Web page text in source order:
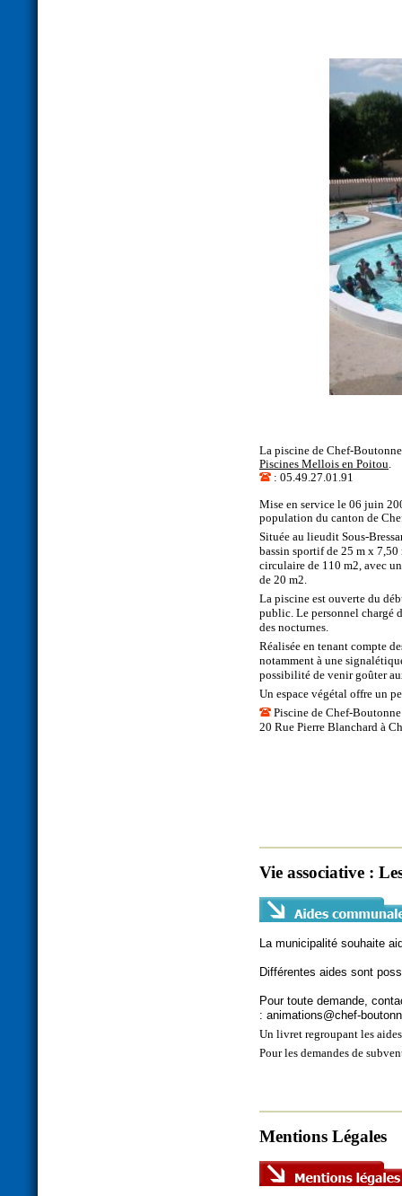
La piscine de Chef-
Piscines Mellois en Poitou
: 05.49.27.01.91
Mise en service le 06 juin
population du canton de
Située au lieudit Sous-
bassin sportif de 25 m x 7,50
circulaire de 110 m2, avec
de 20 m2.
La piscine est ouverte du
public. Le personnel chargé
des nocturnes.
Réalisée en tenant compte
notamment à une
possibilité de venir goûter
Un espace végétal offre un
Piscine de Chef-
20 Rue Pierre Blanchard à
Vie associative :
La municipalité souhaite
Différentes aides sont
Pour toute demande,
: animations@chef-
Un livret regroupant les
Pour les demandes de
Mentions Légales